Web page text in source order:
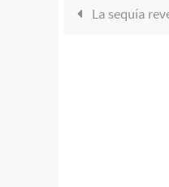
La sequía